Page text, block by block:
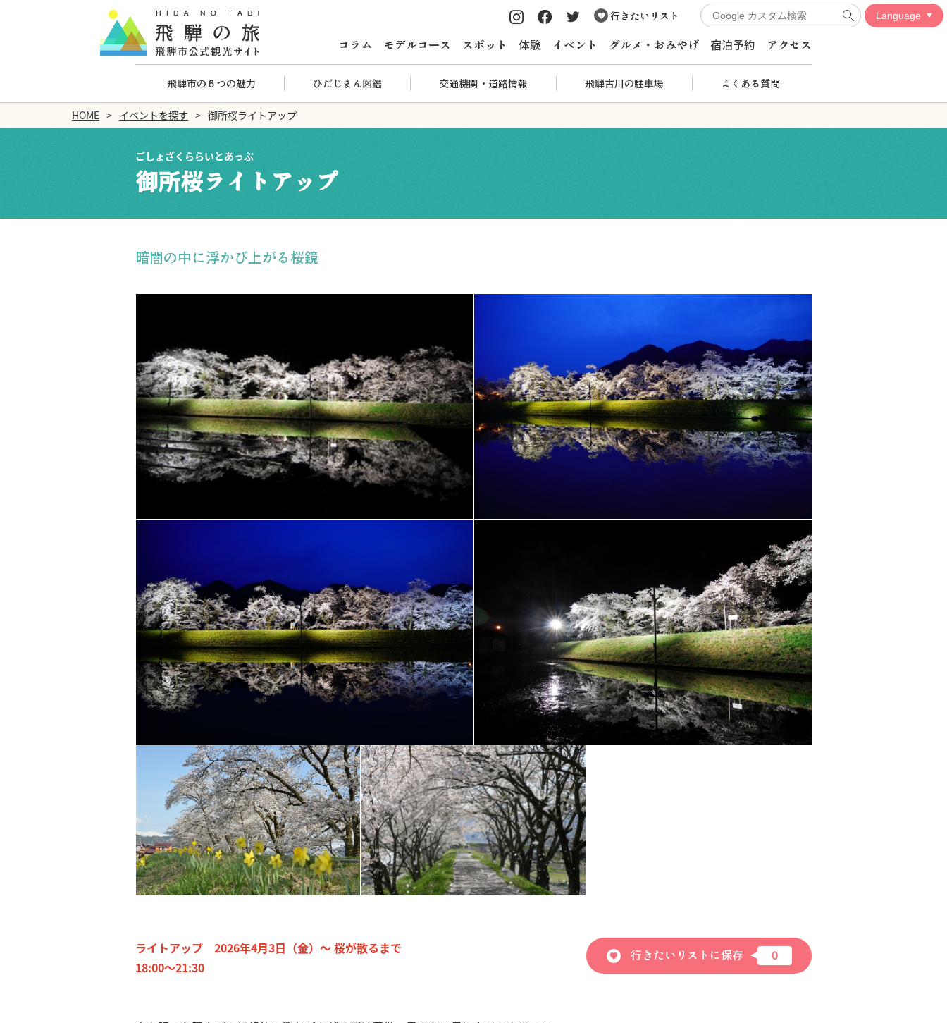
行きたいリスト
コラム モデルコース スポット 体験 イベント グルメ・おみやげ 宿泊予約 アクセス
飛騨市の６つの魅力 ひだじまん図鑑 交通機関・道路情報 飛騨古川の駐車場 よくある質問
HOME イベントを探す 御所桜ライトアップ
ごしょざくららいとあっぷ
御所桜ライトアップ
暗闇の中に浮かび上がる桜鏡
ライトアップ 2026年4月3日（金）～ 桜が散るまで
18:00～21:30
行きたいリストに保存 0